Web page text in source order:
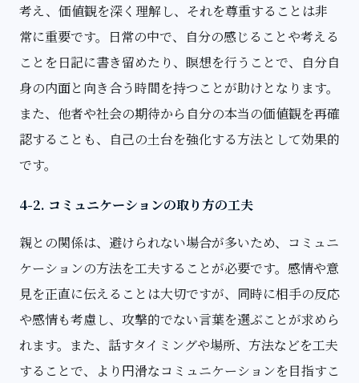
考え、価値観を深く理解し、それを尊重することは非
常に重要です。日常の中で、自分の感じることや考える
ことを日記に書き留めたり、瞑想を行うことで、自分自
身の内面と向き合う時間を持つことが助けとなります。
また、他者や社会の期待から自分の本当の価値観を再確
認することも、自己の土台を強化する方法として効果的
です。
4-2. コミュニケーションの取り方の工夫
親との関係は、避けられない場合が多いため、コミュニ
ケーションの方法を工夫することが必要です。感情や意
見を正直に伝えることは大切ですが、同時に相手の反応
や感情も考慮し、攻撃的でない言葉を選ぶことが求めら
れます。また、話すタイミングや場所、方法などを工夫
することで、より円滑なコミュニケーションを目指すこ